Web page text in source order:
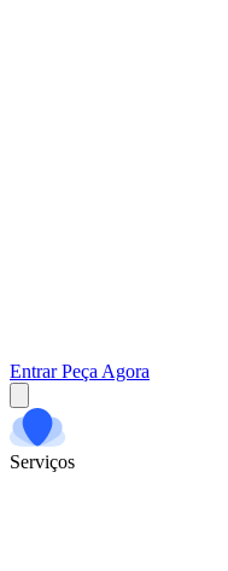
Entrar Peça Agora
Serviços